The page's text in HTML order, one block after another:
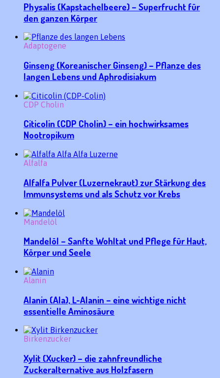
Physalis (Kapstachelbeere) – Superfrucht für
den ganzen Körper
Adaptogene
Ginseng (Koreanischer Ginseng) – Pflanze des
langen Lebens und Aphrodisiakum
CDP Cholin
Citicolin (CDP Cholin) – ein hochwirksames
Nootropikum
Alfalfa
Alfalfa Pulver (Luzernekraut) zur Stärkung des
Immunsystems und als Schutz vor Krebs
Mandelöl
Mandelöl – Sanfte Wohltat und Pflege für Haut,
Körper und Seele
Alanin
Alanin (Ala), L-Alanin – eine wichtige nicht
essentielle Aminosäure
Birkenzucker
Xylit (Xucker) – die zahnfreundliche
Zuckeralternative aus Holzfasern